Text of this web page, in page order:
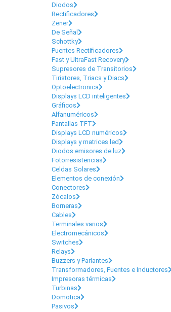
Diodos
Rectificadores
Zener
De Señal
Schottky
Puentes Rectificadores
Fast y UltraFast Recovery
Supresores de Transitorios
Tiristores, Triacs y Diacs
Optoelectronica
Displays LCD inteligentes
Gráficos
Alfanuméricos
Pantallas TFT
Displays LCD numéricos
Displays y matrices led
Diodos emisores de luz
Fotorresistencias
Celdas Solares
Elementos de conexión
Conectores
Zócalos
Borneras
Cables
Terminales varios
Electromecánicos
Switches
Relays
Buzzers y Parlantes
Transformadores, Fuentes e Inductores
Impresoras térmicas
Turbinas
Domotica
Pasivos